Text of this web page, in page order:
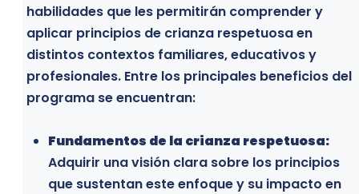
habilidades que les permitirán comprender y
aplicar principios de crianza respetuosa en
distintos contextos familiares, educativos y
profesionales. Entre los principales beneficios del
programa se encuentran:
Fundamentos de la crianza respetuosa:
Adquirir una visión clara sobre los principios
que sustentan este enfoque y su impacto en
interesadas en comprender el desarrollo infantil
desde una perspectiva respetuosa y adquirir
herramientas prácticas para acompañar el
crecimiento emocional, social y cognitivo de
niñas y niños. El programa está especialmente
Madres, padres y cuidadores:Personas que
desean fortalecer su manera de acompañar